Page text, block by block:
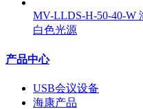
MV-LLDS-H-50-40-W
白色光源
产品中心
USB会议设备
海康产品